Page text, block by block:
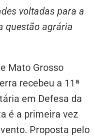
voltadas para a
questão agrária
Mato Grosso
recebeu a 11ª
em Defesa da
é a primeira vez
Proposta pelo